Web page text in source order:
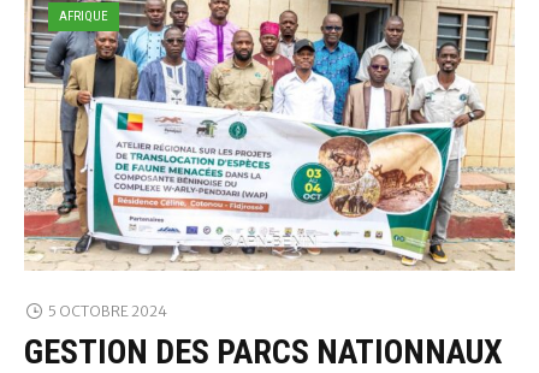
AFRIQUE
5 OCTOBRE 2024
GESTION DES PARCS NATIONNAUX